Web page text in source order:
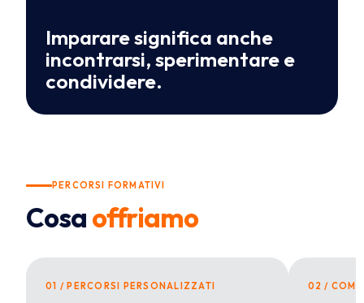
Imparare significa anche
incontrarsi, sperimentare e
condividere.
PERCORSI FORMATIVI
Cosaoffriamo
01 / PERCORSI PERSONALIZZATI 02 /